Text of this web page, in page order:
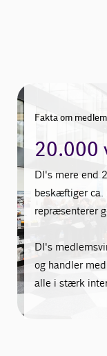
Fakta om
20.000
DI's mere end
beskæftiger
repræsenterer
DI's
og handler
alle i stærk